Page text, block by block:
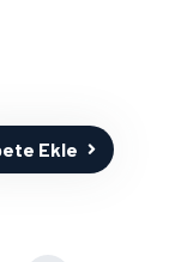
Ekle